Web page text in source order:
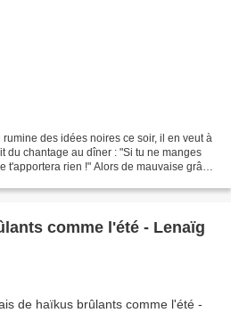
des idées noires ce soir, il en veut à
du chantage au dîner : "Si tu ne manges
t'apportera rien !" Alors de mauvaise grâce
comme l'été - Lenaïg